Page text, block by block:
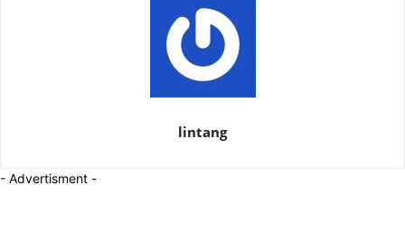
lintang
- Advertisment -